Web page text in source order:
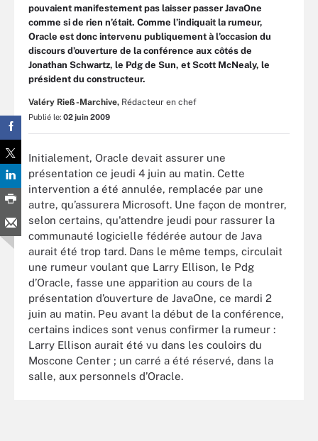
pouvaient manifestement pas laisser passer JavaOne
comme si de rien n’était. Comme l’indiquait la rumeur,
Oracle est donc intervenu publiquement à l’occasion du
discours d’ouverture de la conférence aux côtés de
Jonathan Schwartz, le Pdg de Sun, et Scott McNealy, le
président du constructeur.
Valéry Rieß-Marchive, Rédacteur en chef
Publié le: 02 juin 2009
Initialement, Oracle devait assurer une
présentation ce jeudi 4 juin au matin. Cette
intervention a été annulée, remplacée par une
autre, qu’assurera Microsoft. Une façon de montrer,
selon certains, qu'attendre jeudi pour rassurer la
communauté logicielle fédérée autour de Java
aurait été trop tard. Dans le même temps, circulait
une rumeur voulant que Larry Ellison, le Pdg
d’Oracle, fasse une apparition au cours de la
présentation d’ouverture de JavaOne, ce mardi 2
juin au matin. Peu avant la début de la conférence,
certains indices sont venus confirmer la rumeur :
Larry Ellison aurait été vu dans les couloirs du
Moscone Center ; un carré a été réservé, dans la
salle, aux personnels d’Oracle.